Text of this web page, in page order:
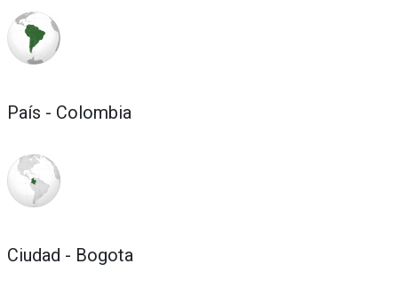
País - Colombia
Ciudad - Bogota